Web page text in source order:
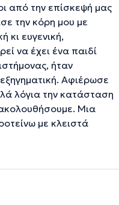
από την επίσκεψή μας
την κόρη μου με
κι ευγενική,
να έχει ένα παιδί
ήταν
Αφιέρωσε
λόγια την κατάσταση
Μια
με κλειστά